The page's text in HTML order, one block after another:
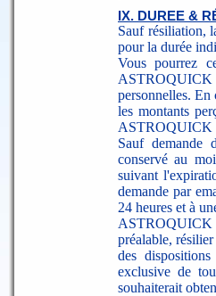
IX. DUREE &
Sauf résiliation,
pour la durée
Vous pourrez
personnelles. En
les montants
ASTROQUICK
Sauf demande
conservé au
suivant
demande par
24 heures et à
préalable,
des
exclusive de
souhaiterait